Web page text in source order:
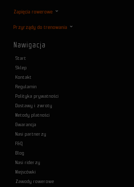
Zapięcia rowerowe
Przyrządy do trenowania
Nawigacja
Start
Sklep
Kontakt
Regulamin
Polityka prywatności
Dostawy i zwroty
Metody płatności
Gwarancja
Nasi partnerzy
F&Q
Blog
Nasi riderzy
Miejscówki
Zawody rowerowe